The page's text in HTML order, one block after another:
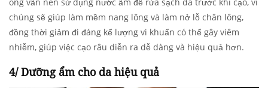
chúng sẽ giúp làm mềm nang lông và làm nở lỗ chân lông,
đồng thời giảm đi đáng kể lượng vi khuẩn có thể gây viêm
nhiễm, giúp việc cạo râu diễn ra dễ dàng và hiệu quả hơn.
4/ Dưỡng ẩm cho da hiệu quả